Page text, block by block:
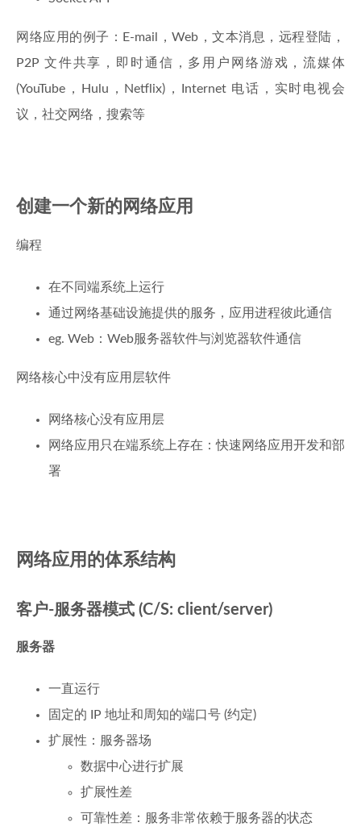
网络应用的例子：E-mail，Web，文本消息，远程登陆，
P2P 文件共享，即时通信，多用户网络游戏，流媒体
(YouTube，Hulu，Netflix)，Internet 电话，实时电视会
议，社交网络，搜索等
创建一个新的网络应用
编程
在不同端系统上运行
通过网络基础设施提供的服务，应用进程彼此通信
eg. Web：Web服务器软件与浏览器软件通信
网络核心中没有应用层软件
网络核心没有应用层
网络应用只在端系统上存在：快速网络应用开发和部
署
网络应用的体系结构
客户-服务器模式 (C/S: client/server)
服务器
一直运行
固定的 IP 地址和周知的端口号 (约定)
扩展性：服务器场
数据中心进行扩展
扩展性差
可靠性差：服务非常依赖于服务器的状态